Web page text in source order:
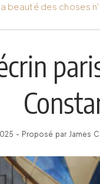
beauté des choses
- Proposé par James